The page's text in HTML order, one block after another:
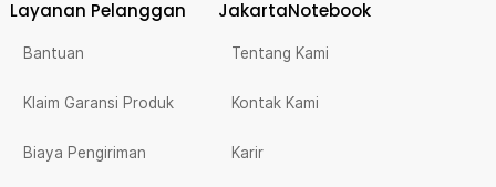
Layanan Pelanggan
Bantuan
Klaim Garansi Produk
Biaya Pengiriman
JakartaNotebook
Tentang Kami
Kontak Kami
Karir